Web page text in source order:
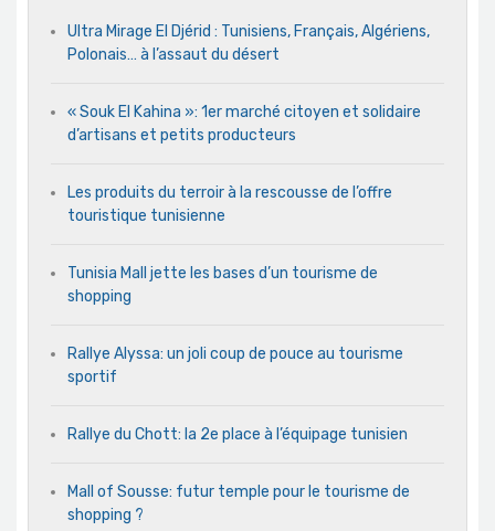
Ultra Mirage El Djérid : Tunisiens, Français, Algériens,
Polonais… à l’assaut du désert
« Souk El Kahina »: 1er marché citoyen et solidaire
d’artisans et petits producteurs
Les produits du terroir à la rescousse de l’offre
touristique tunisienne
Tunisia Mall jette les bases d’un tourisme de
shopping
Rallye Alyssa: un joli coup de pouce au tourisme
sportif
Rallye du Chott: la 2e place à l’équipage tunisien
Mall of Sousse: futur temple pour le tourisme de
shopping ?